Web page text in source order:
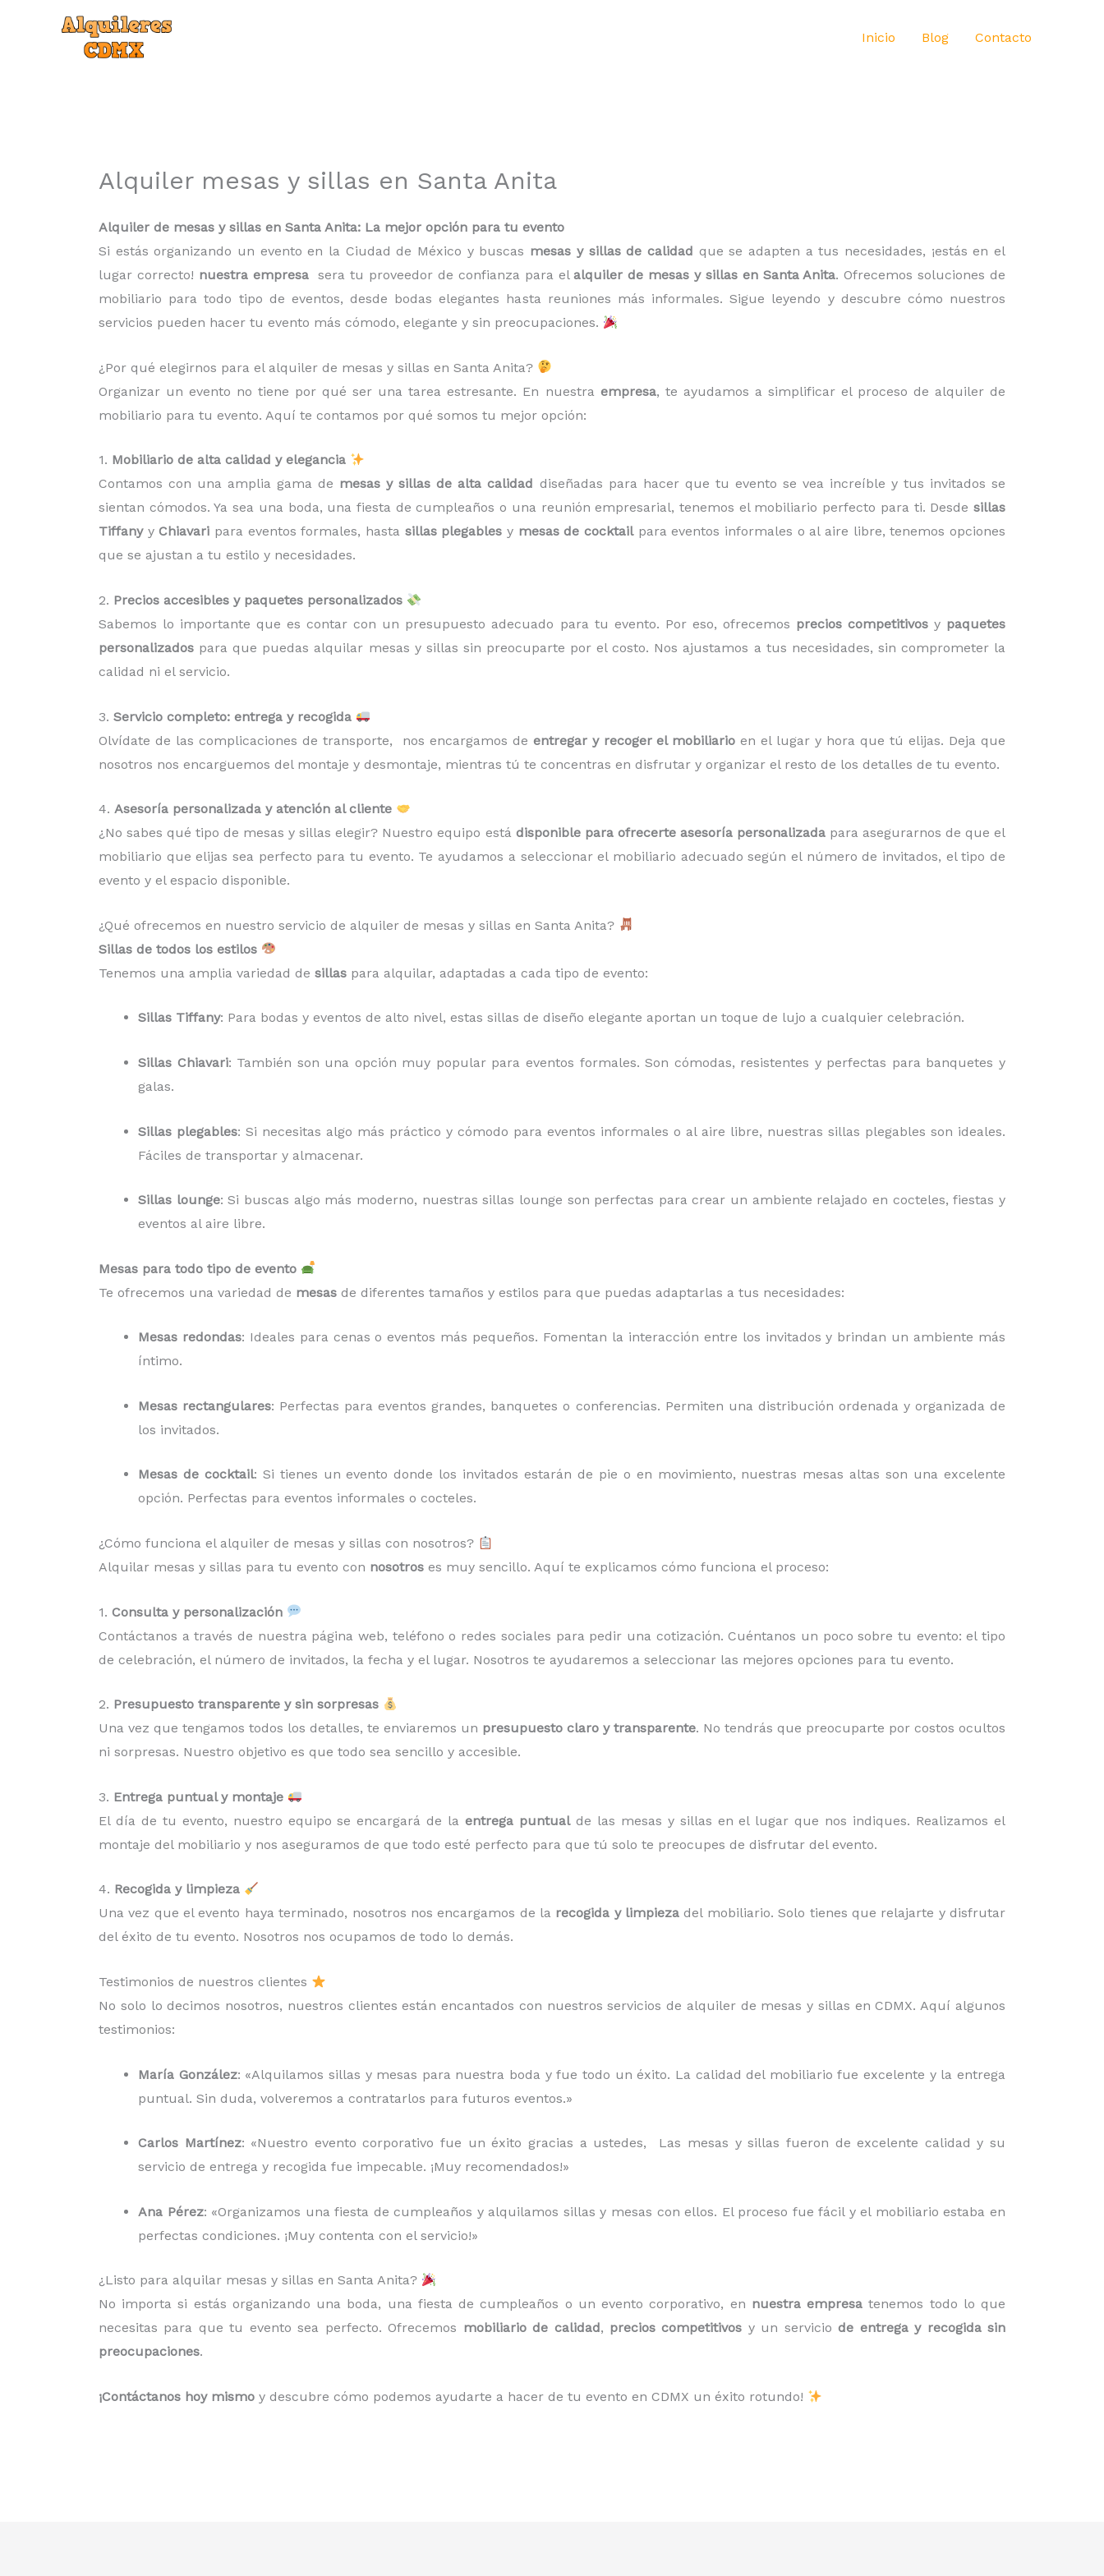
Inicio Blog Contacto
Alquiler mesas y sillas en Santa Anita
Alquiler de mesas y sillas en Santa Anita: La mejor opción para tu evento
Si estás organizando un evento en la Ciudad de México y buscas mesas y sillas de calidad que se adapten a tus necesidades, ¡estás en el
lugar correcto! nuestra empresa sera tu proveedor de confianza para elalquiler de mesas y sillas en Santa Anita. Ofrecemos soluciones de
mobiliario para todo tipo de eventos, desde bodas elegantes hasta reuniones más informales. Sigue leyendo y descubre cómo nuestros
servicios pueden hacer tu evento más cómodo, elegante y sin preocupaciones.
¿Por qué elegirnos para el alquiler de mesas y sillas en Santa Anita?
Organizar un evento no tiene por qué ser una tarea estresante. En nuestra empresa, te ayudamos a simplificar el proceso de alquiler de
mobiliario para tu evento. Aquí te contamos por qué somos tu mejor opción:
1. Mobiliario de alta calidad y elegancia
Contamos con una amplia gama de mesas y sillas de alta calidad diseñadas para hacer que tu evento se vea increíble y tus invitados se
sientan cómodos. Ya sea una boda, una fiesta de cumpleaños o una reunión empresarial, tenemos el mobiliario perfecto para ti. Desde sillas
TiffanyyChiavari para eventos formales, hasta sillas plegables y mesas de cocktailpara eventos informales o al aire libre, tenemos opciones
que se ajustan a tu estilo y necesidades.
2. Precios accesibles y paquetes personalizados
Sabemos lo importante que es contar con un presupuesto adecuado para tu evento. Por eso, ofrecemos precios competitivosy paquetes
personalizados para que puedas alquilar mesas y sillas sin preocuparte por el costo. Nos ajustamos a tus necesidades, sin comprometer la
calidad ni el servicio.
3. Servicio completo: entrega y recogida
Olvídate de las complicaciones de transporte, nos encargamos de entregar y recoger el mobiliario en el lugar y hora que tú elijas. Deja que
nosotros nos encarguemos del montaje y desmontaje, mientras tú te concentras en disfrutar y organizar el resto de los detalles de tu evento.
4. Asesoría personalizada y atención al cliente
¿No sabes qué tipo de mesas y sillas elegir? Nuestro equipo está disponible para ofrecerte asesoría personalizadapara asegurarnos de que el
mobiliario que elijas sea perfecto para tu evento. Te ayudamos a seleccionar el mobiliario adecuado según el número de invitados, el tipo de
evento y el espacio disponible.
¿Qué ofrecemos en nuestro servicio de alquiler de mesas y sillas en Santa Anita?
Sillas de todos los estilos
Tenemos una amplia variedad de sillas para alquilar, adaptadas a cada tipo de evento:
Sillas Tiffany: Para bodas y eventos de alto nivel, estas sillas de diseño elegante aportan un toque de lujo a cualquier celebración.
Sillas Chiavari: También son una opción muy popular para eventos formales. Son cómodas, resistentes y perfectas para banquetes y
galas.
Sillas plegables: Si necesitas algo más práctico y cómodo para eventos informales o al aire libre, nuestras sillas plegables son ideales.
Fáciles de transportar y almacenar.
Sillas lounge: Si buscas algo más moderno, nuestras sillas lounge son perfectas para crear un ambiente relajado en cocteles, fiestas y
eventos al aire libre.
Mesas para todo tipo de evento
Te ofrecemos una variedad de mesas de diferentes tamaños y estilos para que puedas adaptarlas a tus necesidades:
Mesas redondas: Ideales para cenas o eventos más pequeños. Fomentan la interacción entre los invitados y brindan un ambiente más
íntimo.
Mesas rectangulares: Perfectas para eventos grandes, banquetes o conferencias. Permiten una distribución ordenada y organizada de
los invitados.
Mesas de cocktail: Si tienes un evento donde los invitados estarán de pie o en movimiento, nuestras mesas altas son una excelente
opción. Perfectas para eventos informales o cocteles.
¿Cómo funciona el alquiler de mesas y sillas con nosotros?
Alquilar mesas y sillas para tu evento con nosotros es muy sencillo. Aquí te explicamos cómo funciona el proceso:
1. Consulta y personalización
Contáctanos a través de nuestra página web, teléfono o redes sociales para pedir una cotización. Cuéntanos un poco sobre tu evento: el tipo
de celebración, el número de invitados, la fecha y el lugar. Nosotros te ayudaremos a seleccionar las mejores opciones para tu evento.
2. Presupuesto transparente y sin sorpresas
Una vez que tengamos todos los detalles, te enviaremos un presupuesto claro y transparente. No tendrás que preocuparte por costos ocultos
ni sorpresas. Nuestro objetivo es que todo sea sencillo y accesible.
3. Entrega puntual y montaje
El día de tu evento, nuestro equipo se encargará de laentrega puntualde las mesas y sillas en el lugar que nos indiques. Realizamos el
montaje del mobiliario y nos aseguramos de que todo esté perfecto para que tú solo te preocupes de disfrutar del evento.
4. Recogida y limpieza
Una vez que el evento haya terminado, nosotros nos encargamos de la recogida y limpieza del mobiliario. Solo tienes que relajarte y disfrutar
del éxito de tu evento. Nosotros nos ocupamos de todo lo demás.
Testimonios de nuestros clientes
No solo lo decimos nosotros, nuestros clientes están encantados con nuestros servicios de alquiler de mesas y sillas en CDMX. Aquí algunos
testimonios:
María González: «Alquilamos sillas y mesas para nuestra boda y fue todo un éxito. La calidad del mobiliario fue excelente y la entrega
puntual. Sin duda, volveremos a contratarlos para futuros eventos.»
Carlos Martínez: «Nuestro evento corporativo fue un éxito gracias a ustedes, Las mesas y sillas fueron de excelente calidad y su
servicio de entrega y recogida fue impecable. ¡Muy recomendados!»
Ana Pérez: «Organizamos una fiesta de cumpleaños y alquilamos sillas y mesas con ellos. El proceso fue fácil y el mobiliario estaba en
perfectas condiciones. ¡Muy contenta con el servicio!»
¿Listo para alquilar mesas y sillas en Santa Anita?
No importa si estás organizando una boda, una fiesta de cumpleaños o un evento corporativo, en nuestra empresa tenemos todo lo que
necesitas para que tu evento sea perfecto. Ofrecemos mobiliario de calidad, precios competitivos y un serviciode entrega y recogida sin
preocupaciones.
¡Contáctanos hoy mismo y descubre cómo podemos ayudarte a hacer de tu evento en CDMX un éxito rotundo!